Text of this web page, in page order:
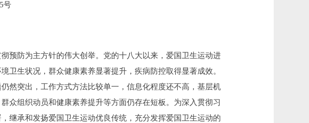
号
防为主方针的伟大创举。党的十八大以来，爱国卫生运动进
卫生状况，群众健康素养显著提升，疾病防控取得显著成效。
然突出，工作方式方法比较单一，信息化程度还不高，基层机
众组织动员和健康素养提升等方面仍存在短板。为深入贯彻习
继承和发扬爱国卫生运动优良传统，充分发挥爱国卫生运动的